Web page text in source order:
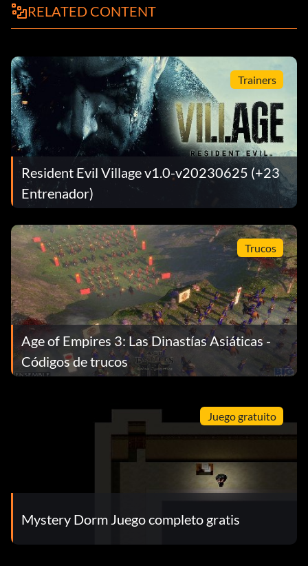
RELATED CONTENT
Trainers
Resident Evil Village v1.0-v20230625 (+23
Entrenador)
Trucos
Age of Empires 3: Las Dinastías Asiáticas -
Códigos de trucos
Juego gratuito
Mystery Dorm Juego completo gratis